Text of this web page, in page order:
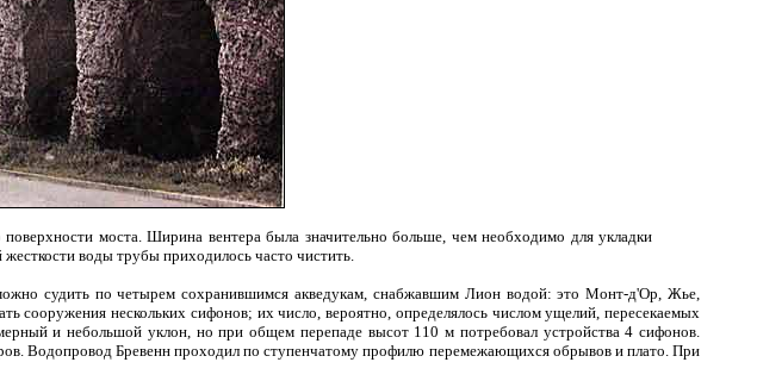
моста. Ширина вентера была значительно больше, чем необходимо для укладки
воды трубы приходилось часто чистить.
судить по четырем сохранившимся акведукам, снабжавшим Лион водой: это Монт-д'Ор, Жье,
нескольких сифонов; их число, вероятно, определялось числом ущелий, пересекаемых
и небольшой уклон, но при общем перепаде высот 110 м потребовал устройства 4 сифонов.
Водопровод Бревенн проходил по ступенчатому профилю перемежающихся обрывов и плато. При